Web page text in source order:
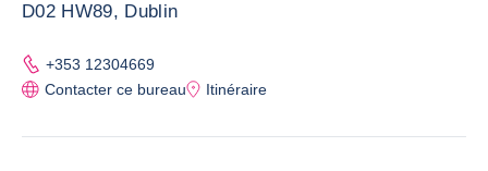
D02 HW89, Dublin
+353 12304669
Contacter ce bureau
Itinéraire